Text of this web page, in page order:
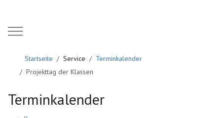
Mobile Menu Toggle
Startseite Service
Terminkalender
Projekttag der Klassen
Terminkalender